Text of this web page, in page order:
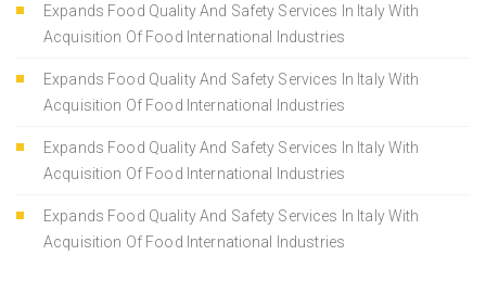
Expands Food Quality And Safety Services In Italy With
Acquisition Of Food International Industries
Expands Food Quality And Safety Services In Italy With
Acquisition Of Food International Industries
Expands Food Quality And Safety Services In Italy With
Acquisition Of Food International Industries
Expands Food Quality And Safety Services In Italy With
Acquisition Of Food International Industries